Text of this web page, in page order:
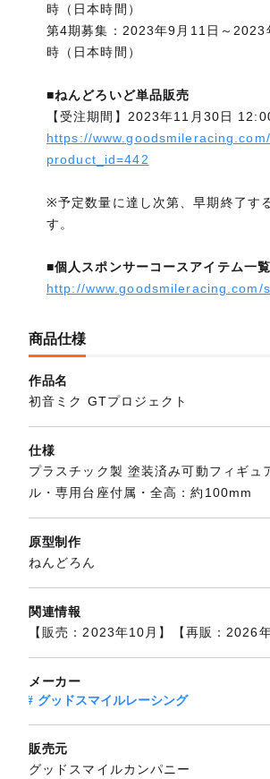
時（日本時間）
第4期募集：2023年9月11日～2023
時（日本時間）
■ねんどろいど単品販売
【受注期間】2023年11月30日
https://
product_id=442
※予定数量に達し次第、早期終了す
す。
■個人スポンサーコースアイテム一覧
http://www.goodsmileracing.com/
商品仕様
作品名
初音ミク GTプロジェクト
仕様
プラスチック製 塗装済み可動フィギュ
ル・専用台座付属・全高：約100mm
原型制作
ねんどろん
関連情報
【販売：2023年10月】【再販：2026
メーカー
グッドスマイルレーシング
販売元
グッドスマイルカンパニー